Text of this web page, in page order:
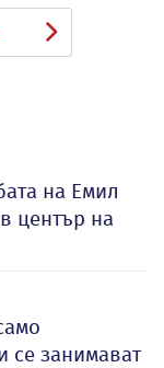
на Емил
център на
се занимават